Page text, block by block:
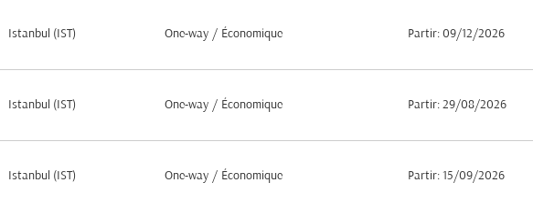
Istanbul (IST) One-way / Économique Partir: 09/12/2026
Istanbul (IST) One-way / Économique Partir: 29/08/2026
Istanbul (IST) One-way / Économique Partir: 15/09/2026